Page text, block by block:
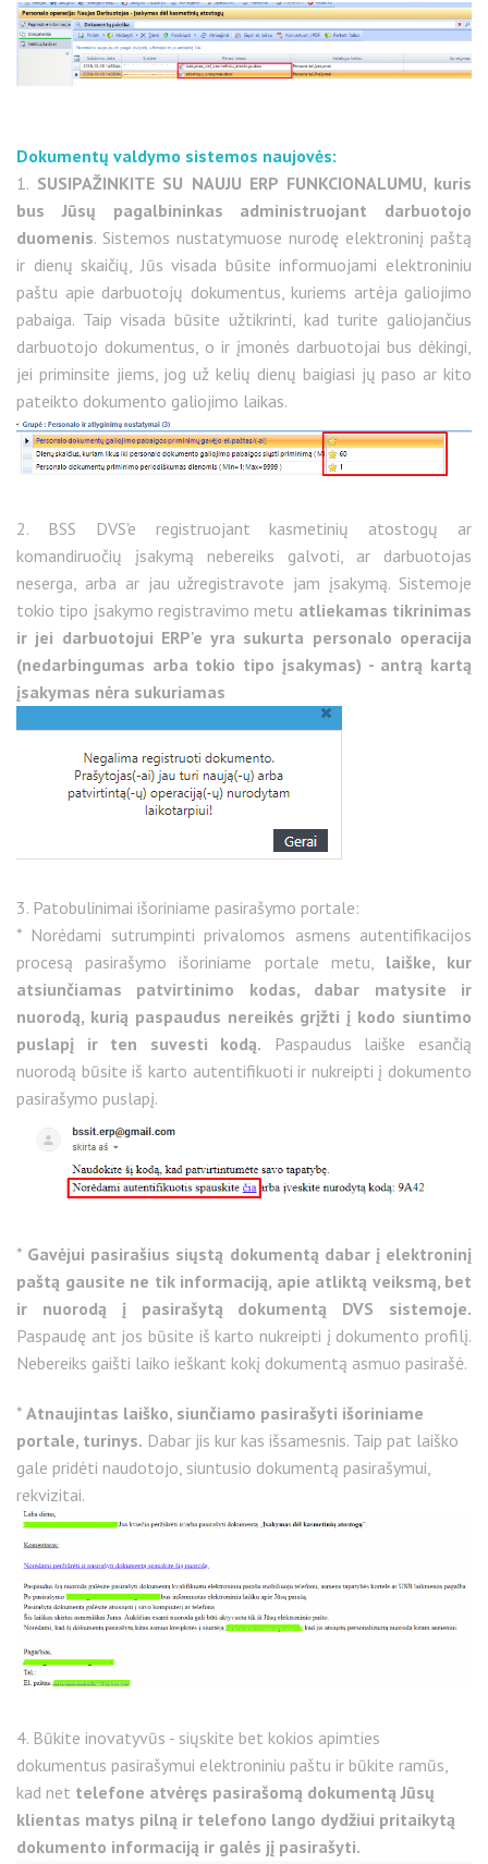
Dokumentų valdymo sistemos naujovės:
1. SUSIPAŽINKITE SU NAUJU ERP FUNKCIONALUMU, kuris
bus Jūsų pagalbininkas administruojant darbuotojo
duomenis. Sistemos nustatymuose nurodę elektroninį paštą
ir dienų skaičių, Jūs visada būsite informuojami elektroniniu
paštu apie darbuotojų dokumentus, kuriems artėja galiojimo
pabaiga. Taip visada būsite užtikrinti, kad turite galiojančius
darbuotojo dokumentus, o ir įmonės darbuotojai bus dėkingi,
jei priminsite jiems, jog už kelių dienų baigiasi jų paso ar kito
pateikto dokumento galiojimo laikas.
2. BSS DVS'e registruojant kasmetinių atostogų ar
komandiruočių įsakymą nebereiks galvoti, ar darbuotojas
neserga, arba ar jau užregistravote jam įsakymą. Sistemoje
tokio tipo įsakymo registravimo metu atliekamas tikrinimas
ir jei darbuotojui ERP'e yra sukurta personalo operacija
(nedarbingumas arba tokio tipo įsakymas) - antrą kartą
įsakymas nėra sukuriamas
3. Patobulinimai išoriniame pasirašymo portale:
* Norėdami sutrumpinti privalomos asmens autentifikacijos
procesą pasirašymo išoriniame portale metu, laiške, kur
atsiunčiamas patvirtinimo kodas, dabar matysite ir
nuorodą, kurią paspaudus nereikės grįžti į kodo siuntimo
puslapį ir ten suvesti kodą. Paspaudus laiške esančią
nuorodą būsite iš karto autentifikuoti ir nukreipti į dokumento
pasirašymo puslapį.
* Gavėjui pasirašius siųstą dokumentą dabar į elektroninį
paštą gausite ne tik informaciją, apie atliktą veiksmą, bet
ir nuorodą į pasirašytą dokumentą DVS sistemoje.
Paspaudę ant jos būsite iš karto nukreipti į dokumento profilį.
Nebereiks gaišti laiko ieškant kokį dokumentą asmuo pasirašė.
* Atnaujintas laiško, siunčiamo pasirašyti išoriniame
portale, turinys. Dabar jis kur kas išsamesnis. Taip pat laiško
gale pridėti naudotojo, siuntusio dokumentą pasirašymui,
rekvizitai.
4. Būkite inovatyvūs - siųskite bet kokios apimties
dokumentus pasirašymui elektroniniu paštu ir būkite ramūs,
kad net telefone atvėręs pasirašomą dokumentą Jūsų
klientas matys pilną ir telefono lango dydžiui pritaikytą
dokumento informaciją ir galės jį pasirašyti.